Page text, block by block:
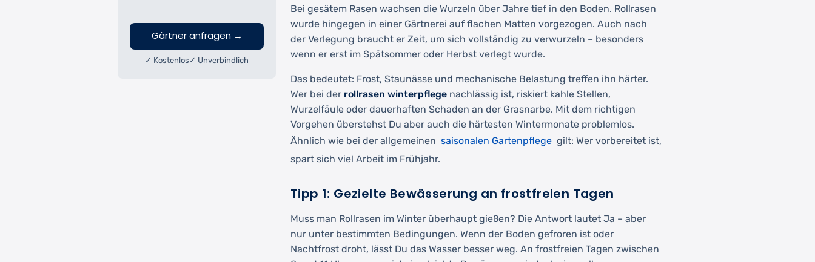
Gärtner anfragen →
✓ Kostenlos ✓ Unverbindlich
Bei gesätem Rasen wachsen die Wurzeln über Jahre tief in den Boden. Rollrasen
wurde hingegen in einer Gärtnerei auf flachen Matten vorgezogen. Auch nach
der Verlegung braucht er Zeit, um sich vollständig zu verwurzeln – besonders
wenn er erst im Spätsommer oder Herbst verlegt wurde.
Das bedeutet: Frost, Staunässe und mechanische Belastung treffen ihn härter.
Wer bei der rollrasen winterpflege nachlässig ist, riskiert kahle Stellen,
Wurzelfäule oder dauerhaften Schaden an der Grasnarbe. Mit dem richtigen
Vorgehen überstehst Du aber auch die härtesten Wintermonate problemlos.
Ähnlich wie bei der allgemeinen saisonalen Gartenpflege gilt: Wer vorbereitet ist,
spart sich viel Arbeit im Frühjahr.
Tipp 1: Gezielte Bewässerung an frostfreien Tagen
Muss man Rollrasen im Winter überhaupt gießen? Die Antwort lautet Ja – aber
nur unter bestimmten Bedingungen. Wenn der Boden gefroren ist oder
Nachtfrost droht, lässt Du das Wasser besser weg. An frostfreien Tagen zwischen